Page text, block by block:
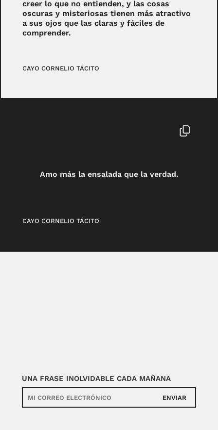
creer lo que no entienden, y las cosas
oscuras y misteriosas tienen más atractivo
a sus ojos que las claras y fáciles de
comprender.
CAYO CORNELIO TÁCITO
Amo más la ensalada que la verdad.
CAYO CORNELIO TÁCITO
UNA FRASE INOLVIDABLE CADA MAÑANA
ENVIAR